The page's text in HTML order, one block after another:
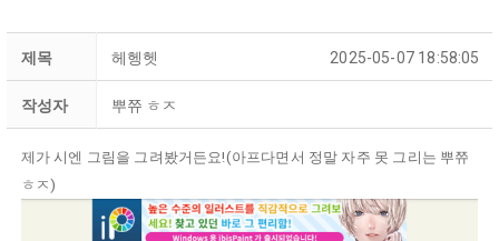
제목 헤헹헷 2025-05-07 18:58:05
작성자 뿌쮸 ㅎㅈ
제가 시엔 그림을 그려봤거든요!(아프다면서 정말 자주 못 그리는 뿌쮸
ㅎㅈ)